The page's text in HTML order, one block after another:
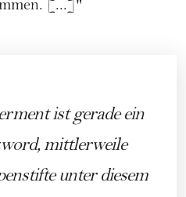
[...]"
ist gerade ein
mittlerweile
unter diesem